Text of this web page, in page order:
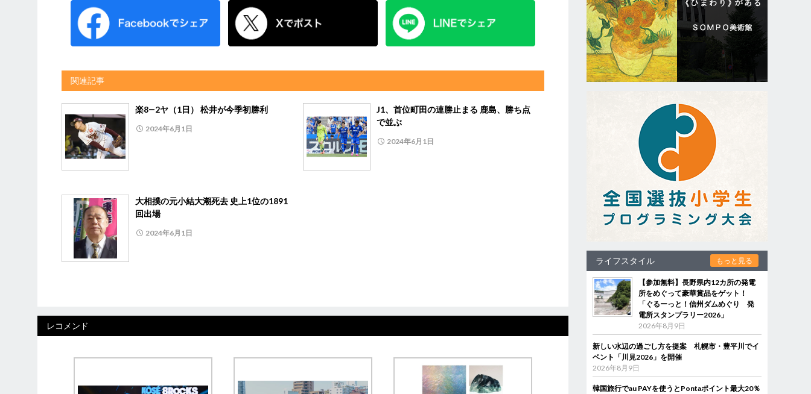
関連記事
楽8―2ヤ（1日） 松井が今季初勝利
2024年6月1日
J1、首位町田の連勝止まる 鹿島、勝ち点
で並ぶ
2024年6月1日
大相撲の元小結大潮死去 史上1位の1891
回出場
2024年6月1日
レコメンド
ライフスタイル もっと見る
【参加無料】長野県内12カ所の発電
所をめぐって豪華賞品をゲット！
「ぐるーっと！信州ダムめぐり 発
電所スタンプラリー2026」
2026年8月9日
新しい水辺の過ごし方を提案 札幌市・豊平川でイ
ベント「川見2026」を開催
2026年8月9日
韓国旅行でau PAYを使うとPontaポイント最大20％